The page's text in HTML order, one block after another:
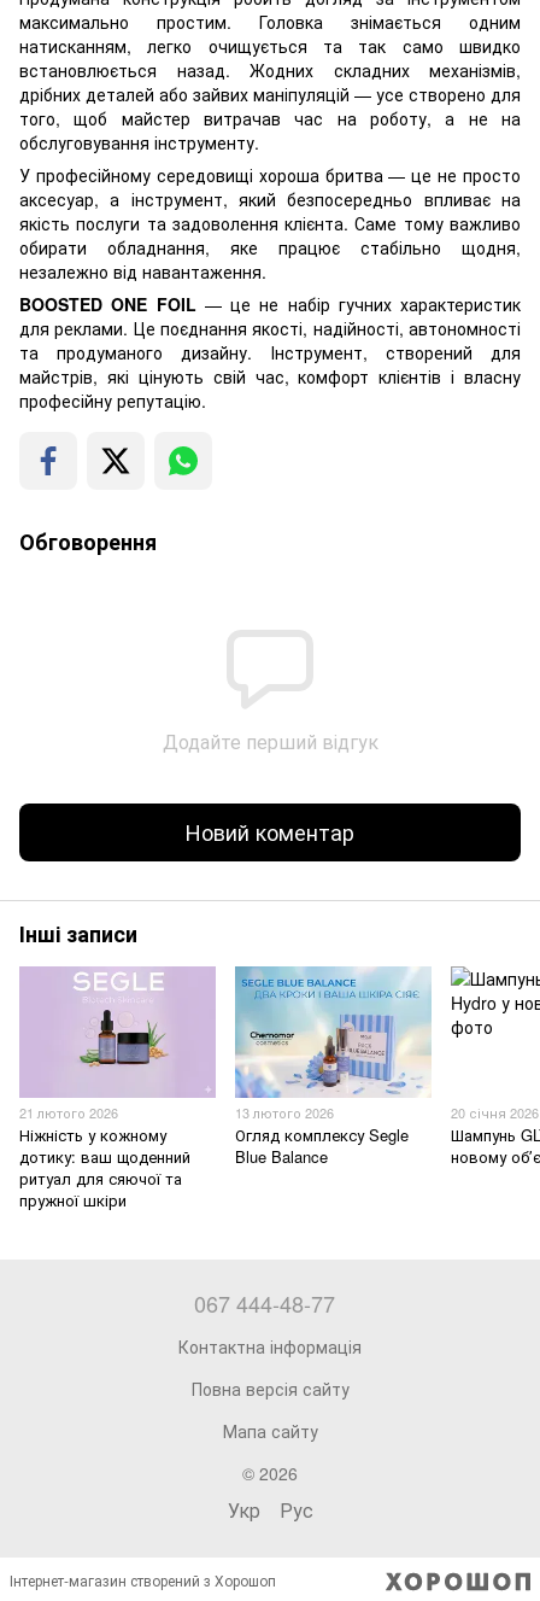
максимально простим. Головка знімається одним
натисканням, легко очищується та так само швидко
встановлюється назад. Жодних складних механізмів,
дрібних деталей або зайвих маніпуляцій — усе створено для
того, щоб майстер витрачав час на роботу, а не на
обслуговування інструменту.
У професійному середовищі хороша бритва — це не просто
аксесуар, а інструмент, який безпосередньо впливає на
якість послуги та задоволення клієнта. Саме тому важливо
обирати обладнання, яке працює стабільно щодня,
незалежно від навантаження.
BOOSTED ONE FOIL — це не набір гучних характеристик
для реклами. Це поєднання якості, надійності, автономності
та продуманого дизайну. Інструмент, створений для
майстрів, які цінують свій час, комфорт клієнтів і власну
професійну репутацію.
Обговорення
Додайте перший відгук
Новий коментар
Інші записи
21 лютого 2026
Ніжність у кожному
дотику: ваш щоденний
ритуал для сяючої та
пружної шкіри
13 лютого 2026
Огляд комплексу Segle
Blue Balance
20 січня 2026
Шампунь
новому
067 444-48-77
Контактна інформація
Повна версія сайту
Мапа сайту
© 2026
Укр Рус
Інтернет-магазин створений з Хорошоп